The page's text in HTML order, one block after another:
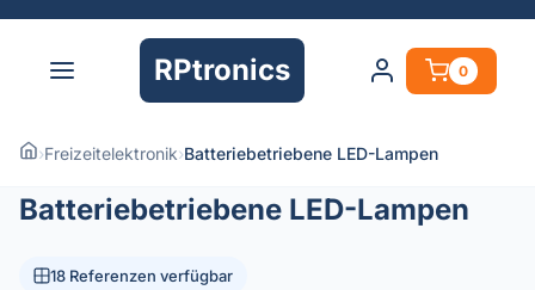
RPtronics 0
›Freizeitelektronik›Batteriebetriebene LED-Lampen
Batteriebetriebene LED-Lampen
18 Referenzen verfügbar